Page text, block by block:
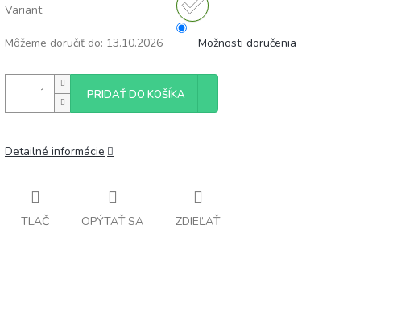
Variant
Môžeme doručiť do: 13.10.2026 Možnosti doručenia
PRIDAŤ DO KOŠÍKA
Detailné informácie
TLAČ OPÝTAŤ SA ZDIEĽAŤ